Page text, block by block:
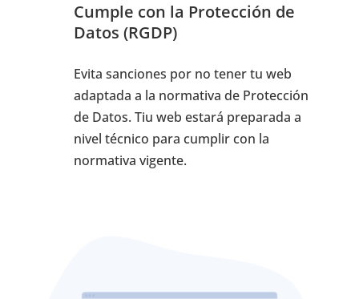
Cumple con la Protección de
Datos (RGDP)
Evita sanciones por no tener tu web
adaptada a la normativa de Protección
de Datos. Tiu web estará preparada a
nivel técnico para cumplir con la
normativa vigente.